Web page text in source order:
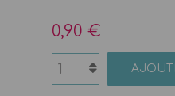
0,90 €